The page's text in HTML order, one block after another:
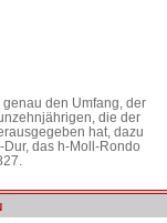
den Umfang, der
die der
hat, dazu
Dur, das h-Moll-Rondo